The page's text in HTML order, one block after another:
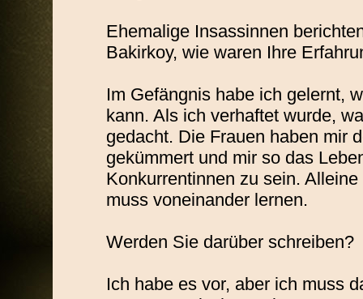
Ehemalige Insassinnen
Bakirkoy, wie waren Ihre
Im Gefängnis habe ich gelernt,
kann. Als ich verhaftet wurde,
gedacht. Die Frauen haben mir
gekümmert und mir so das
Konkurrentinnen zu sein.
muss voneinander lernen.
Werden Sie darüber schreiben?
Ich habe es vor, aber ich muss